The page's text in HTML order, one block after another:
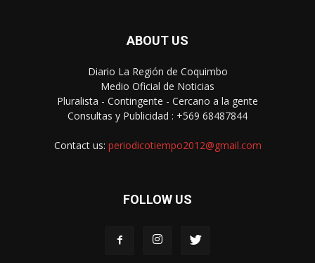
ABOUT US
Diario La Región de Coquimbo
Medio Oficial de Noticias
Pluralista - Contingente - Cercano a la gente
Consultas y Publicidad : +569 68487844
Contact us: periodicotiempo2012@gmail.com
FOLLOW US